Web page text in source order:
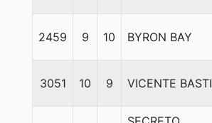
2459 9 10 BYRON BAY
3051 10 9 VICENTE BASTI